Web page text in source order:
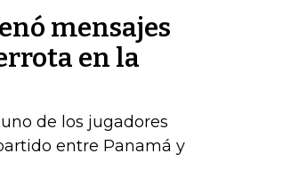
mensajes
en la
de los jugadores
entre Panamá y